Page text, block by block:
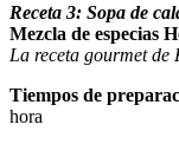
Receta 3: Sopa de
Mezcla de especias
La receta gourmet de
Tiempos de
hora